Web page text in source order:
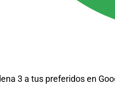
3 a tus preferidos en